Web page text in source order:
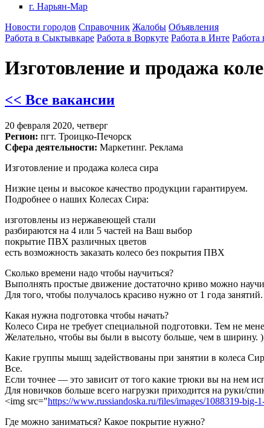
г. Нарьян-Мар
Новости городов Справочник Жалобы Объявления
Работа в Сыктывкаре Работа в Воркуте Работа в Инте Работа
Изготовление и продажа
<< Все вакансии
20 февраля 2020, четверг
Регион: пгт. Троицко-Печорск
Сфера деятельности: Маркетинг. Реклама
Изготовление и продажа колеса сира
Низкие цены и высокое качество продукции гарантируем.
Подробнее о наших Колесах Сира:
изготовлены из нержавеющей стали
разбираются на 4 или 5 частей на Ваш выбор
покрытие ПВХ различных цветов
есть возможность заказать колесо без покрытия ПВХ
Сколько времени надо чтобы научиться?
Выполнять простые движение достаточно криво можно
Для того, чтобы получалось красиво нужно от 1 года занятий.
Какая нужна подготовка чтобы начать?
Колесо Сира не требует специальной подготовки. Тем не
Желательно, чтобы вы были в высоту больше, чем в ширину. )
Какие группы мышц задействованы при занятии в колеса
Все.
Если точнее — это зависит от того какие трюки вы на нем
Для новичков больше всего нагрузки приходится на руки/
<img src="https://www.russiandoska.ru/files/images/1088319-big-
Где можно заниматься? Какое покрытие нужно?